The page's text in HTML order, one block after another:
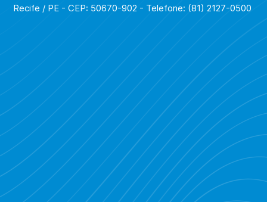
Recife / PE - CEP: 50670-902 - Telefone: (81) 2127-0500